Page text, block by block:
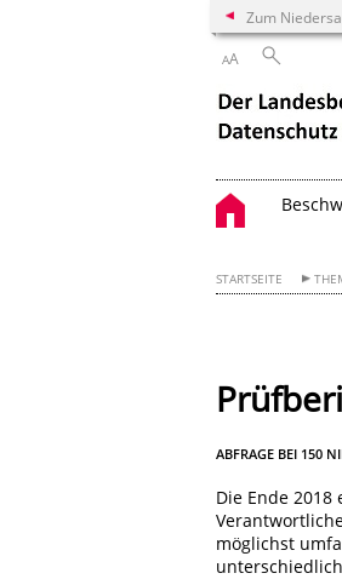
Zum
AA
STARTSEITE
ABFRAGE BEI 150
Die Ende
möglichst